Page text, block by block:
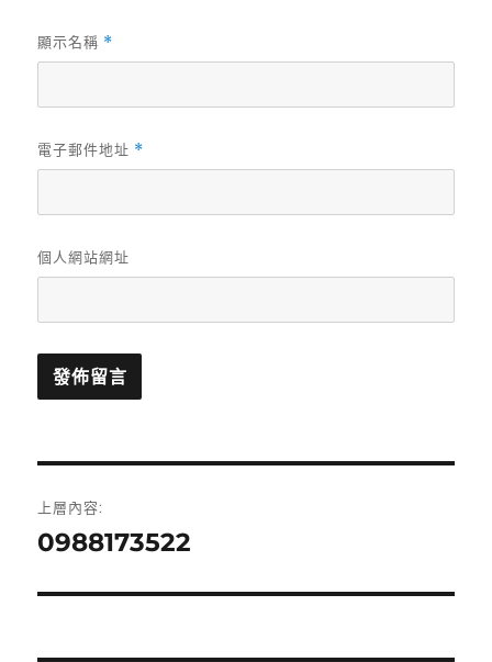
顯示名稱 *
電子郵件地址 *
個人網站網址
章
上層內容:
0988173522